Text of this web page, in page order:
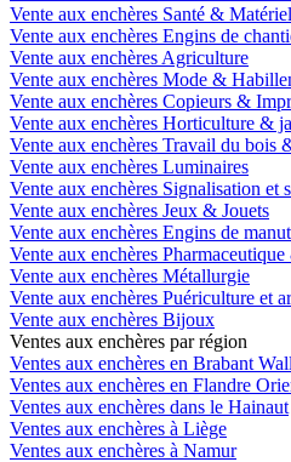
Vente aux enchères Santé &
Vente aux enchères Engins de
Vente aux enchères Agriculture
Vente aux enchères Mode &
Vente aux enchères Copieurs &
Vente aux enchères Horticulture &
Vente aux enchères Travail du bois
Vente aux enchères Luminaires
Vente aux enchères Signalisation et
Vente aux enchères Jeux & Jouets
Vente aux enchères Engins de
Vente aux enchères
Vente aux enchères Métallurgie
Vente aux enchères Puériculture et
Vente aux enchères Bijoux
Ventes aux enchères par région
Ventes aux enchères en Brabant
Ventes aux enchères en Flandre
Ventes aux enchères dans le Hainaut
Ventes aux enchères à Liège
Ventes aux enchères à Namur